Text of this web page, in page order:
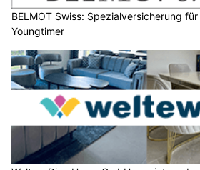
BELMOT Swiss: Spezialversicherung
Youngtimer